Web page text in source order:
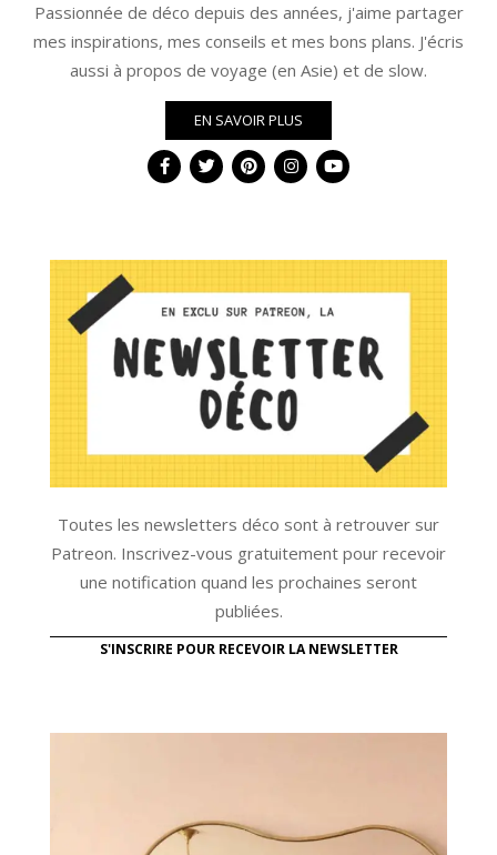
Passionnée de déco depuis des années, j'aime partager
mes inspirations, mes conseils et mes bons plans. J'écris
aussi à propos de voyage (en Asie) et de slow.
EN SAVOIR PLUS
Toutes les newsletters déco sont à retrouver sur
Patreon. Inscrivez-vous gratuitement pour recevoir
une notification quand les prochaines seront
publiées.
S'INSCRIRE POUR RECEVOIR LA NEWSLETTER